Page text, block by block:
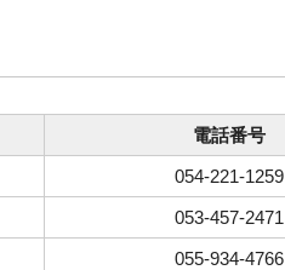
電話番号
054-221-1259
053-457-2471
055-934-4766